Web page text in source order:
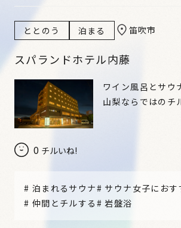
ととのう 泊まる 笛吹市
スパランドホテル内藤
0 チルいね!
ワイン風呂とサウ
山梨ならではのチ
# 泊まれるサウナ# サウナ女子におす
# 仲間とチルする #岩盤浴